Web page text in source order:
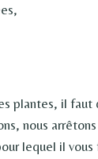
plantes, il
nous
lequel il vous